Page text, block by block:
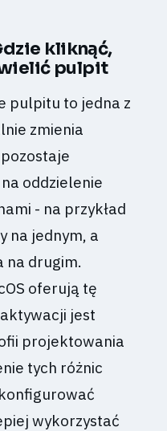
kliknąć,
pulpit
pulpitu to jedna z
zmienia
oddzielenie
- na przykład
na jednym, a
drugim.
oferują tę
jest
projektowania
tych różnic
wykorzystać